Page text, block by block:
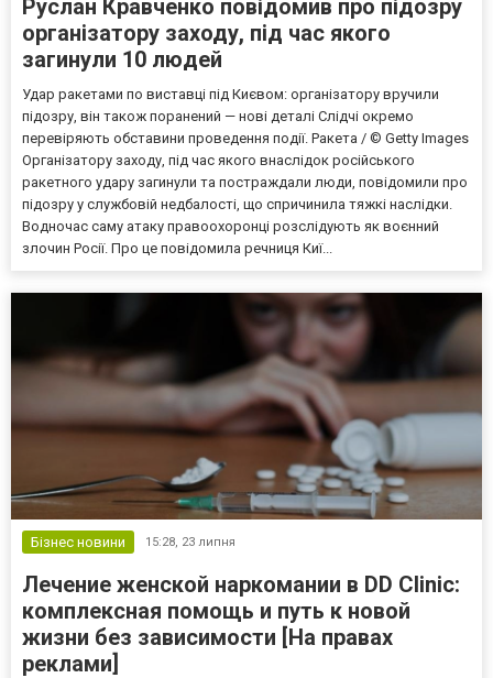
Руслан Кравченко повідомив про підозру
організатору заходу, під час якого
загинули 10 людей
Удар ракетами по виставці під Києвом: організатору вручили
підозру, він також поранений — нові деталі Слідчі окремо
перевіряють обставини проведення події. Ракета / © Getty Images
Організатору заходу, під час якого внаслідок російського
ракетного удару загинули та постраждали люди, повідомили про
підозру у службовій недбалості, що спричинила тяжкі наслідки.
Водночас саму атаку правоохоронці розслідують як воєнний
злочин Росії. Про це повідомила речниця Киї...
Бізнес новини 15:28, 23 липня
Лечение женской наркомании в DD Clinic:
комплексная помощь и путь к новой
жизни без зависимости [На правах
реклами]